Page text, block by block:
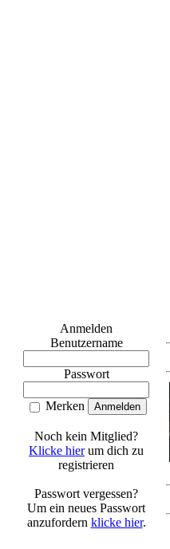
Anmelden
Benutzername
Passwort
Merken
Noch kein Mitglied?
Klicke hierum dich zu
registrieren
Passwort vergessen?
Um ein neues Passwort
anzufordern klicke hier.